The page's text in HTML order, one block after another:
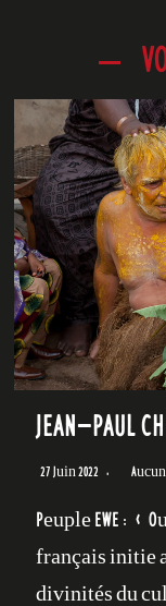
JEAN-PAUL
27 Juin 2022
Peuple EWE : «
français initie
divinités du